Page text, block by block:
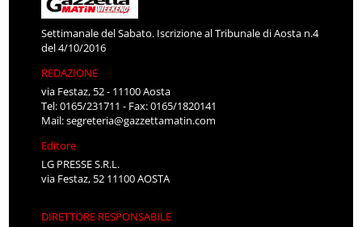
Settimanale del Sabato. Iscrizione al Tribunale di Aosta n.4
del 4/10/2016
REDAZIONE
via Festaz, 52 - 11100 Aosta
Tel: 0165/231711 - Fax: 0165/1820141
Mail:segreteria@gazzettamatin.com
Editore
LG PRESSE S.R.L.
via Festaz, 52 11100 AOSTA
DIRETTORE RESPONSABILE